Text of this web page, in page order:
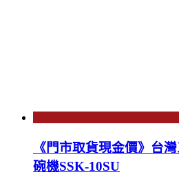
《門市取貨現金價》台
碗機SSK-10SU